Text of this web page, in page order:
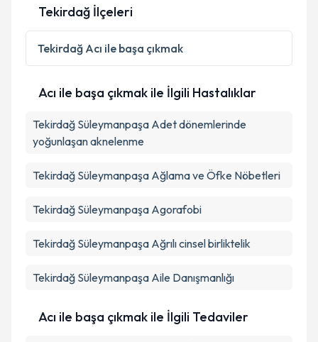
Tekirdağ İlçeleri
Tekirdağ Acı ile başa çıkmak
Acı ile başa çıkmak ile İlgili Hastalıklar
Tekirdağ Süleymanpaşa Adet dönemlerinde
yoğunlaşan aknelenme
Tekirdağ Süleymanpaşa Ağlama ve Öfke Nöbetleri
Tekirdağ Süleymanpaşa Agorafobi
Tekirdağ Süleymanpaşa Ağrılı cinsel birliktelik
Tekirdağ Süleymanpaşa Aile Danışmanlığı
Acı ile başa çıkmak ile İlgili Tedaviler